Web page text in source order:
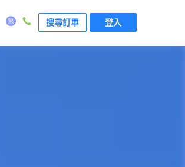
搜尋訂單 登入